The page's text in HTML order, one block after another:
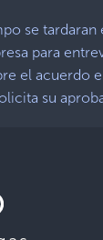
se tardaran
para
el acuerdo
su